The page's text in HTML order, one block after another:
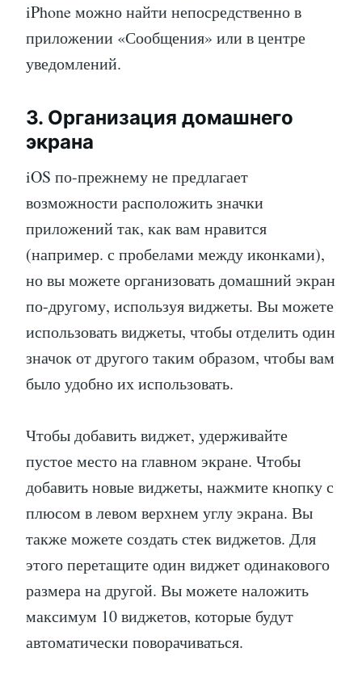
iPhone можно найти непосредственно в
приложении «Сообщения» или в центре
уведомлений.
3. Организация домашнего
экрана
iOS по-прежнему не предлагает
возможности расположить значки
приложений так, как вам нравится
(например. с пробелами между иконками),
но вы можете организовать домашний экран
по-другому, используя виджеты. Вы можете
использовать виджеты, чтобы отделить один
значок от другого таким образом, чтобы вам
было удобно их использовать.
Чтобы добавить виджет, удерживайте
пустое место на главном экране. Чтобы
добавить новые виджеты, нажмите кнопку с
плюсом в левом верхнем углу экрана. Вы
также можете создать стек виджетов. Для
этого перетащите один виджет одинакового
размера на другой. Вы можете наложить
максимум 10 виджетов, которые будут
автоматически поворачиваться.